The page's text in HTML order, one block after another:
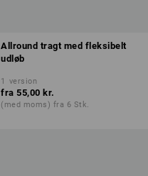
Allround tragt med fleksibelt
udløb
1 version
fra 55,00 kr.
(med moms) fra 6 Stk.